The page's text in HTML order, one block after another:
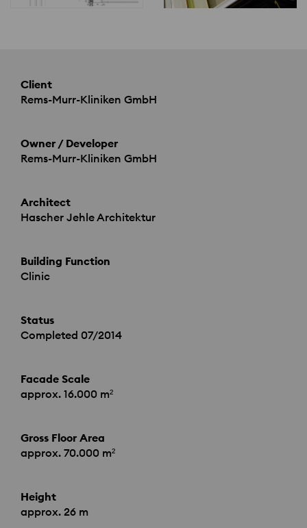
Client
Rems-Murr-Kliniken GmbH
Owner / Developer
Rems-Murr-Kliniken GmbH
Architect
Hascher Jehle Architektur
Building Function
Clinic
Status
Completed 07/2014
Facade Scale
approx. 16.000 m²
Gross Floor Area
approx. 70.000 m²
Height
approx. 26 m